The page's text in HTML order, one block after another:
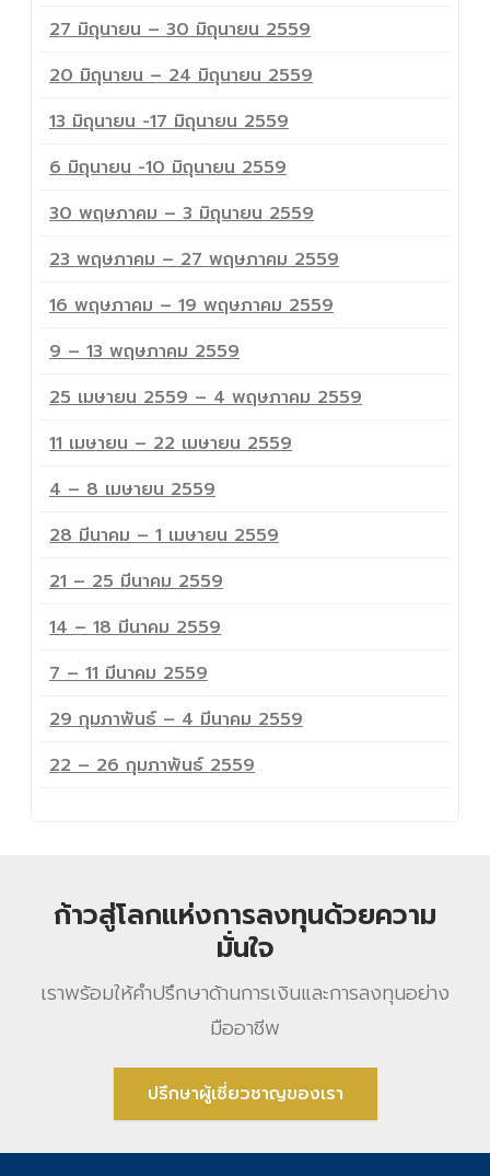
27 มิถุนายน – 30 มิถุนายน 2559
20 มิถุนายน – 24 มิถุนายน 2559
13 มิถุนายน -17 มิถุนายน 2559
6 มิถุนายน -10 มิถุนายน 2559
30 พฤษภาคม – 3 มิถุนายน 2559
23 พฤษภาคม – 27 พฤษภาคม 2559
16 พฤษภาคม – 19 พฤษภาคม 2559
9 – 13 พฤษภาคม 2559
25 เมษายน 2559 – 4 พฤษภาคม 2559
11 เมษายน – 22 เมษายน 2559
4 – 8 เมษายน 2559
28 มีนาคม – 1 เมษายน 2559
21 – 25 มีนาคม 2559
14 – 18 มีนาคม 2559
7 – 11 มีนาคม 2559
29 กุมภาพันธ์ – 4 มีนาคม 2559
22 – 26 กุมภาพันธ์ 2559
ก้าวสู่โลกแห่งการลงทุนด้วยความ
มั่นใจ
เราพร้อมให้คําปรึกษาด้านการเงินและการลงทุนอย่าง
มืออาชีพ
ปรึกษาผู้เชี่ยวชาญของเรา